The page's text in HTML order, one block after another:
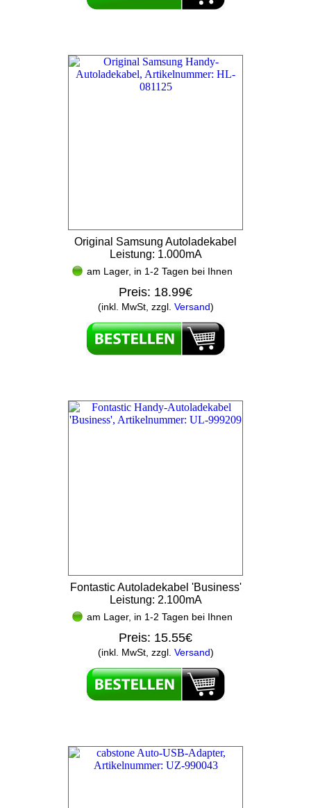
Original Samsung Autoladekabel
Leistung: 1.000mA
am Lager, in 1-2 Tagen bei Ihnen
Preis: 18.99€
(inkl. MwSt, zzgl. Versand)
Fontastic Autoladekabel 'Business'
Leistung: 2.100mA
am Lager, in 1-2 Tagen bei Ihnen
Preis: 15.55€
(inkl. MwSt, zzgl. Versand)